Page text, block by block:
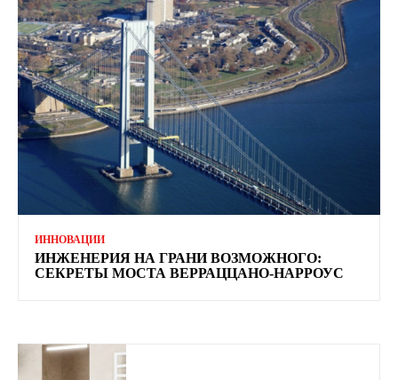
ИННОВАЦИИ
ИНЖЕНЕРИЯ НА ГРАНИ ВОЗМОЖНОГО:
СЕКРЕТЫ МОСТА ВЕРРАЦЦАНО-НАРРОУС